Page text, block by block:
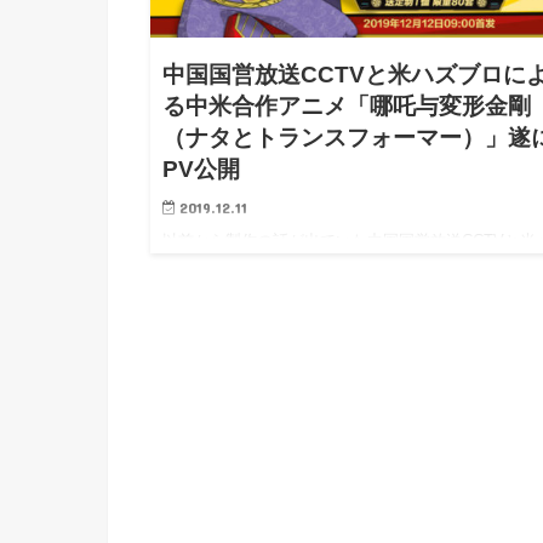
中国国営放送CCTVと米ハズブロに
る中米合作アニメ「哪吒与変形金剛
（ナタとトランスフォーマー）」遂
PV公開
2019.12.11